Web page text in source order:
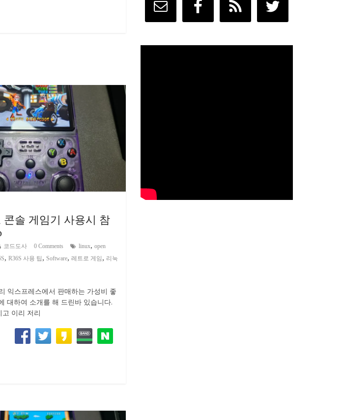
콘솔 게임기 사용시 참
코드도사 0 Comments linux,open
,R36S 사용 팁 , Software,레트로 게임 , 리눅
익스프레스에서 판매하는 가성비 좋
대하여 소개를 해 드린바 있습니다.
이리 저리